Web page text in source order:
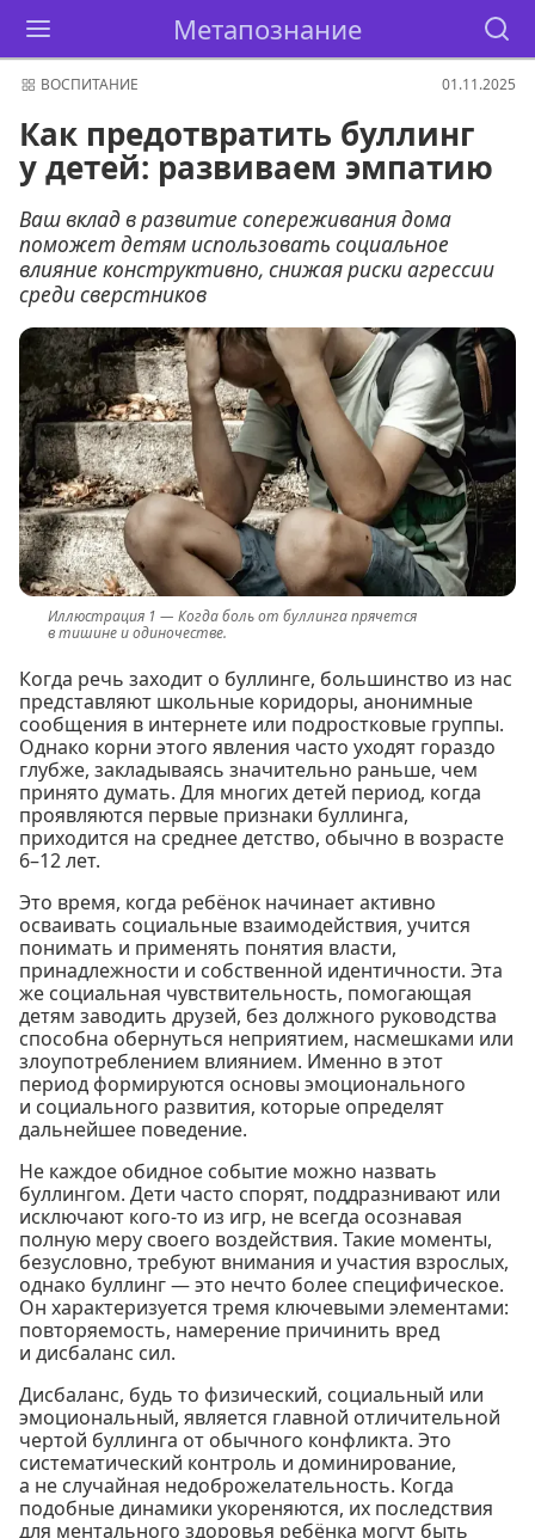
Метапознание
ВОСПИТАНИЕ 01.11.2025
Как предотвратить буллинг
у детей: развиваем эмпатию
Ваш вклад в развитие сопереживания дома
поможет детям использовать социальное
влияние конструктивно, снижая риски агрессии
среди сверстников
Когда боль от буллинга прячется
в тишине и одиночестве.
Когда речь заходит о буллинге, большинство из нас
представляют школьные коридоры, анонимные
сообщения в интернете или подростковые группы.
Однако корни этого явления часто уходят гораздо
глубже, закладываясь значительно раньше, чем
принято думать. Для многих детей период, когда
проявляются первые признаки буллинга,
приходится на среднее детство, обычно в возрасте
6–12 лет.
Это время, когда ребёнок начинает активно
осваивать социальные взаимодействия, учится
понимать и применять понятия власти,
принадлежности и собственной идентичности. Эта
же социальная чувствительность, помогающая
детям заводить друзей, без должного руководства
способна обернуться неприятием, насмешками или
злоупотреблением влиянием. Именно в этот
период формируются основы эмоционального
и социального развития, которые определят
дальнейшее поведение.
Не каждое обидное событие можно назвать
буллингом. Дети часто спорят, поддразнивают или
исключают кого-то из игр, не всегда осознавая
полную меру своего воздействия. Такие моменты,
безусловно, требуют внимания и участия взрослых,
однако буллинг — это нечто более специфическое.
Он характеризуется тремя ключевыми элементами:
повторяемость, намерение причинить вред
и дисбаланс сил.
Дисбаланс, будь то физический, социальный или
эмоциональный, является главной отличительной
чертой буллинга от обычного конфликта. Это
систематический контроль и доминирование,
а не случайная недоброжелательность. Когда
подобные динамики укореняются, их последствия
для ментального здоровья ребёнка могут быть